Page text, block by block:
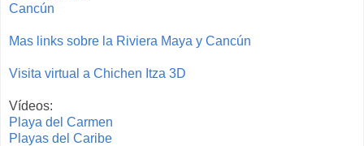
Cancún
Mas links sobre la Riviera Maya y Cancún
Visita virtual a Chichen Itza 3D
Vídeos:
Playa del Carmen
Playas del Caribe